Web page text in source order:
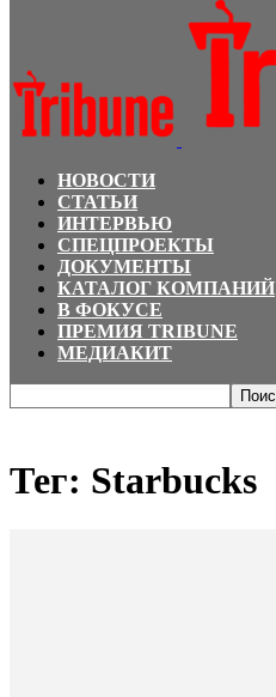
НОВОСТИ
СТАТЬИ
ИНТЕРВЬЮ
СПЕЦПРОЕКТЫ
ДОКУМЕНТЫ
КАТАЛОГ КОМПАНИЙ
В ФОКУСЕ
ПРЕМИЯ TRIBUNE
МЕДИАКИТ
Тег: Starbucks